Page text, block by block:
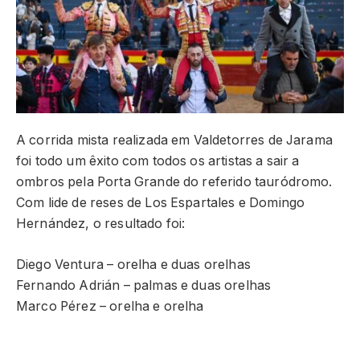
A corrida mista realizada em Valdetorres de Jarama
foi todo um êxito com todos os artistas a sair a
ombros pela Porta Grande do referido tauródromo.
Com lide de reses de Los Espartales e Domingo
Hernández, o resultado foi:
Diego Ventura – orelha e duas orelhas
Fernando Adrián – palmas e duas orelhas
Marco Pérez – orelha e orelha